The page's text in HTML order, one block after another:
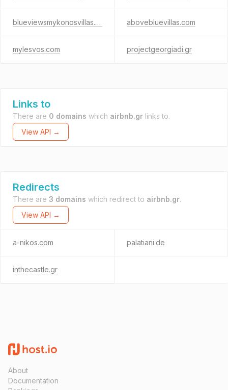
blueviewsmykonosvillas.gr abovebluevillas.com
mylesvos.com projectgeorgiadi.gr
Links to
There are 0 domains which airbnb.gr links to.
View API →
Redirects
There are 3 domains which redirect to airbnb.gr.
View API →
a-nikos.com palatiani.de
inthecastle.gr
About
Documentation